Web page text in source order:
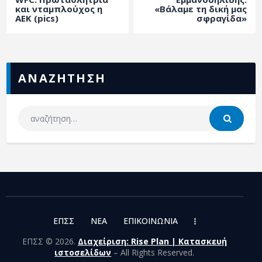
ΑΡΧΕΙΟ
και νταμπλούχος η
ΑΕΚ (pics)
«Βάλαμε τη δική μας
σφραγίδα»
ΑΝΑΖΗΤΗΣΗ
ΕΠΣΣ NEA
ΕΠΙΚΟΙΝΩΝΙΑ
ΕΠΣΣ © 2026. Διαχείριση: Rise Plan | Κατασκευή
ιστοσελίδων – All Rights Reserved.